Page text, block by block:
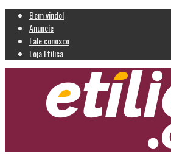
Bem vindo!
Anuncie
Fale conosco
Loja Etílica